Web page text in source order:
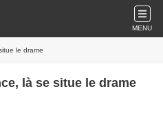
MENU
le drame
Politique : la compétence, là se situe le drame